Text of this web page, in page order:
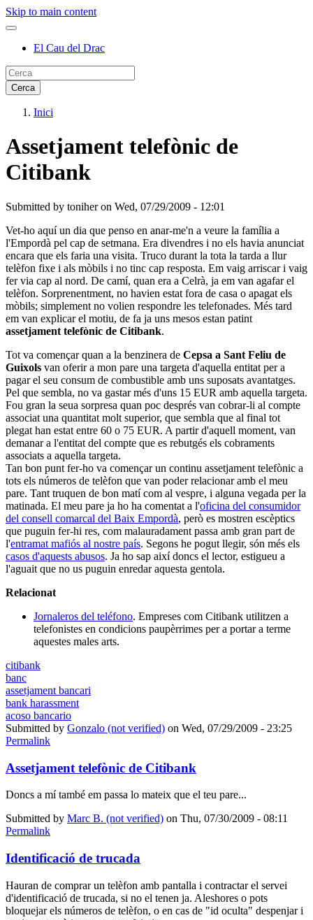
Skip to main content
El Cau del Drac
Inici
Assetjament telefònic de
Citibank
Submitted by toniheron Wed, 07/29/2009 - 12:01
Vet-ho aquí un dia que penso en anar-me'n a veure la família a
l'Empordà pel cap de setmana. Era divendres i no els havia anunciat
encara que els faria una visita. Truco durant la tota la tarda a llur
telèfon fixe i als mòbils i no tinc cap resposta. Em vaig arriscar i vaig
fer via cap al nord. De camí, quan era a Celrà, ja em van agafar el
telèfon. Sorprenentment, no havien estat fora de casa o apagat els
mòbils; simplement no volien respondre les telefonades. Més tard
em van explicar el motiu, de fa ja uns mesos estan patint
assetjament telefònic de Citibank.
Tot va començar quan a la benzinera de Cepsa a Sant Feliu de
Guixols van oferir a mon pare una targeta d'aquella entitat per a
pagar el seu consum de combustible amb uns suposats avantatges.
Pel que sembla, no va gastar més d'uns 15 EUR amb aquella targeta.
Fou gran la seua sorpresa quan poc després van cobrar-li al compte
associat una quantitat molt superior, que sembla que al final tot
plegat han estat entre 60 o 75 EUR. A partir d'aquell moment, van
demanar a l'entitat del compte que es rebutgés els cobraments
associats a aquella targeta.
Tan bon punt fer-ho va començar un continu assetjament telefònic a
tots els números de telèfon que van poder relacionar amb el meu
pare. Tant truquen de bon matí com al vespre, i alguna vegada per la
matinada. El meu pare ja ho ha comentat a l'oficina del consumidor
del consell comarcal del Baix Empordà, però es mostren escèptics
que puguin fer-hi res, com malauradament passa amb gran part de
l'entramat mafiós al nostre país. Segons he pogut llegir, són més els
casos d'aquests abusos. Ja ho sap així doncs el lector, estigueu a
l'aguait que no us puguin enredar aquesta gentola.
Relacionat
Jornaleros del teléfono. Empreses com Citibank utilitzen a
telefonistes en condicions paupèrrimes per a portar a terme
aquestes males arts.
citibank
banc
assetjament bancari
bank harassment
acoso bancario
Submitted by Gonzalo (not verified) on Wed, 07/29/2009 - 23:25
Permalink
Assetjament telefònic de Citibank
Doncs a mí també em passa lo mateix que el teu pare...
Submitted by Marc B. (not verified) on Thu, 07/30/2009 - 08:11
Permalink
Identificació de trucada
Hauran de comprar un telèfon amb pantalla i contractar el servei
d'identificació de trucada, si no el tenen ja. Aleshores o pots
bloquejar els números de telèfon, o en cas de "id oculta" despenjar i